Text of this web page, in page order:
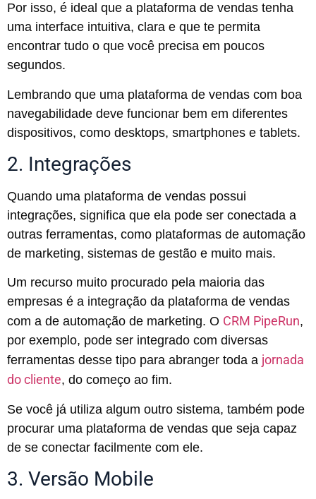
Por isso, é ideal que a plataforma de vendas tenha
uma interface intuitiva, clara e que te permita
encontrar tudo o que você precisa em poucos
segundos.
Lembrando que uma plataforma de vendas com boa
navegabilidade deve funcionar bem em diferentes
dispositivos, como desktops, smartphones e tablets.
2. Integrações
Quando uma plataforma de vendas possui
integrações, significa que ela pode ser conectada a
outras ferramentas, como plataformas de automação
de marketing, sistemas de gestão e muito mais.
Um recurso muito procurado pela maioria das
empresas é a integração da plataforma de vendas
com a de automação de marketing. O CRM PipeRun,
por exemplo, pode ser integrado com diversas
ferramentas desse tipo para abranger toda a jornada
do cliente, do começo ao fim.
Se você já utiliza algum outro sistema, também pode
procurar uma plataforma de vendas que seja capaz
de se conectar facilmente com ele.
3. Versão Mobile